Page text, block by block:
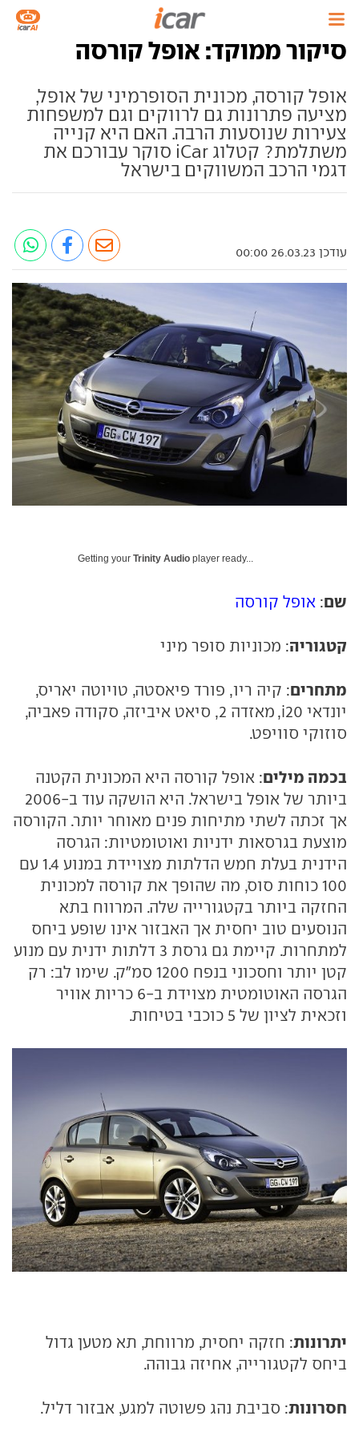
סיקור ממוקד: אופל קורסה
אופל קורסה, מכונית הסופרמיני של אופל,
מציעה פתרונות גם לרווקים וגם למשפחות
צעירות שנוסעות הרבה. האם היא קנייה
משתלמת? קטלוג iCar סוקר עבורכם את
דגמי הרכב המשווקים בישראל
עודכן 26.03.23 00:00
Getting your Trinity Audio player ready...
שם: אופל קורסה
קטגוריה: מכוניות סופר מיני
מתחרים: קיה ריו, פורד פיאסטה, טויוטה יאריס,
יונדאי i20, מאזדה 2, סיאט איביזה, סקודה פאביה,
סוזוקי סוויפט.
בכמה מילים: אופל קורסה היא המכונית הקטנה
ביותר של אופל בישראל. היא הושקה עוד ב-2006
אך זכתה לשתי מתיחות פנים מאוחר יותר. הקורסה
מוצעת בגרסאות ידניות ואוטומטיות: הגרסה
הידנית בעלת חמש הדלתות מצויידת במנוע 1.4 עם
100 כוחות סוס, מה שהופך את קורסה למכונית
החזקה ביותר בקטגורייה שלה. המרווח בתא
הנוסעים טוב יחסית אך האבזור אינו שופע ביחס
למתחרות. קיימת גם גרסת 3 דלתות ידנית עם מנוע
קטן יותר וחסכוני בנפח 1200 סמ"ק. שימו לב: רק
הגרסה האוטומטית מצוידת ב-6 כריות אוויר
וזכאית לציון של 5 כוכבי בטיחות.
יתרונות: חזקה יחסית, מרווחת, תא מטען גדול
ביחס לקטגורייה, אחיזה גבוהה.
חסרונות: סביבת נהג פשוטה למגע, אבזור דליל.